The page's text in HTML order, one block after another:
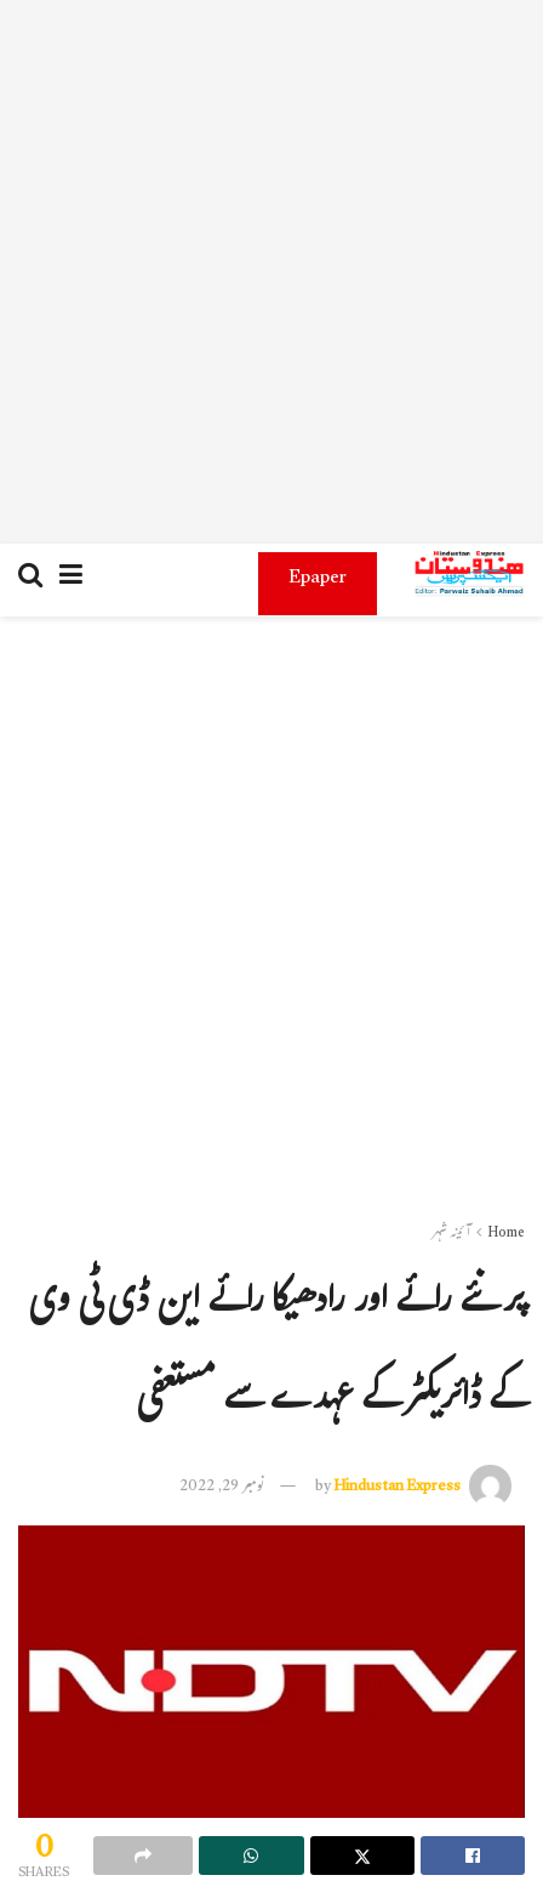
Epaper
Home آئینہ شہر
پرنئے رائے اور رادھیکا رائے این ڈی ٹی وی
کے ڈائریکٹر کے عہدے سے مستعفی
byHindustan Express نومبر 29, 2022
0
SHARES